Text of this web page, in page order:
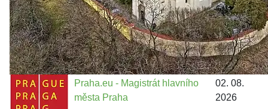
Praha.eu - Magistrát hlavního
města Praha
02. 08.
2026